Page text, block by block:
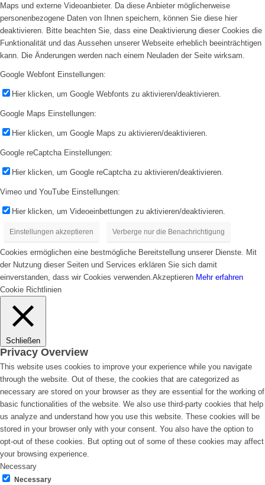
Maps und externe Videoanbieter. Da diese Anbieter möglicherweise
personenbezogene Daten von Ihnen speichern, können Sie diese hier
deaktivieren. Bitte beachten Sie, dass eine Deaktivierung dieser Cookies die
Funktionalität und das Aussehen unserer Webseite erheblich beeinträchtigen
kann. Die Änderungen werden nach einem Neuladen der Seite wirksam.
Google Webfont Einstellungen:
Hier klicken, um Google Webfonts zu aktivieren/deaktivieren.
Google Maps Einstellungen:
Hier klicken, um Google Maps zu aktivieren/deaktivieren.
Google reCaptcha Einstellungen:
Hier klicken, um Google reCaptcha zu aktivieren/deaktivieren.
Vimeo und YouTube Einstellungen:
Hier klicken, um Videoeinbettungen zu aktivieren/deaktivieren.
Einstellungen akzeptieren Verberge nur die Benachrichtigung
Cookies ermöglichen eine bestmögliche Bereitstellung unserer Dienste. Mit
der Nutzung dieser Seiten und Services erklären Sie sich damit
einverstanden, dass wir Cookies verwenden.Akzeptieren Mehr erfahren
Cookie Richtlinien
Schließen
Privacy Overview
This website uses cookies to improve your experience while you navigate
through the website. Out of these, the cookies that are categorized as
necessary are stored on your browser as they are essential for the working of
basic functionalities of the website. We also use third-party cookies that help
us analyze and understand how you use this website. These cookies will be
stored in your browser only with your consent. You also have the option to
opt-out of these cookies. But opting out of some of these cookies may affect
your browsing experience.
Necessary
Necessary